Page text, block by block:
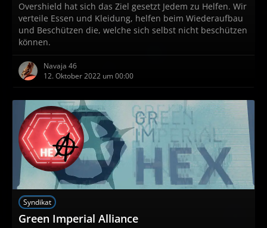
Overshield hat sich das Ziel gesetzt Jedem zu Helfen. Wir
verteile Essen und Kleidung, helfen beim Wiederaufbau
und Beschützen die, welche sich selbst nicht beschützen
können.
Navaja 46
12. Oktober 2022 um 00:00
Syndikat
Green Imperial Alliance